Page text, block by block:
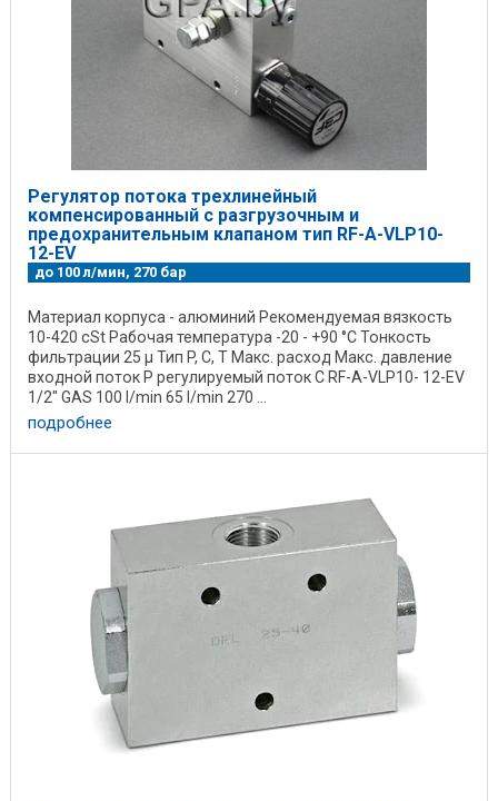
Регулятор потока трехлинейный
компенсированный с разгрузочным и
предохранительным клапаном тип RF-A-VLP10-
12-EV
до 100 л/мин, 270 бар
Материал корпуса - алюминий Рекомендуемая вязкость
10-420 cSt Рабочая температура -20 - +90 °C Тонкость
фильтрации 25 µ Тип P, C, T Макс. расход Макс. давление
входной поток Р регулируемый поток С RF-A-VLP10- 12-EV
1/2" GAS 100 l/min 65 l/min 270 ...
подробнее